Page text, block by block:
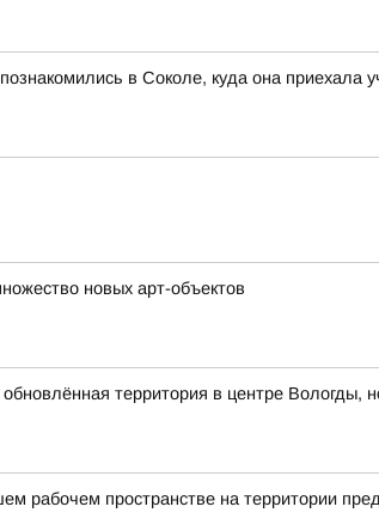
в Соколе, куда она приехала
новых арт-объектов
территория в центре Вологды,
рабочем пространстве на территории